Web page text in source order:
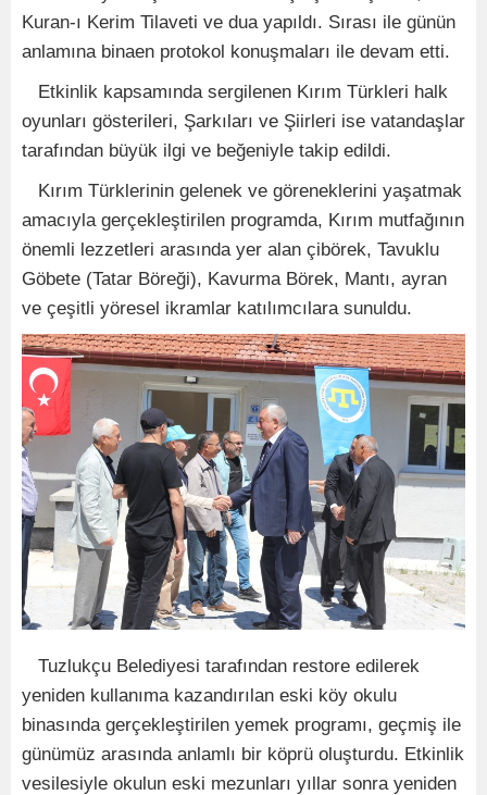
Kuran-ı Kerim Tilaveti ve dua yapıldı. Sırası ile günün
anlamına binaen protokol konuşmaları ile devam etti.
Etkinlik kapsamında sergilenen Kırım Türkleri halk
oyunları gösterileri, Şarkıları ve Şiirleri ise vatandaşlar
tarafından büyük ilgi ve beğeniyle takip edildi.
Kırım Türklerinin gelenek ve göreneklerini yaşatmak
amacıyla gerçekleştirilen programda, Kırım mutfağının
önemli lezzetleri arasında yer alan çibörek, Tavuklu
Göbete (Tatar Böreği), Kavurma Börek, Mantı, ayran
ve çeşitli yöresel ikramlar katılımcılara sunuldu.
Tuzlukçu Belediyesi tarafından restore edilerek
yeniden kullanıma kazandırılan eski köy okulu
binasında gerçekleştirilen yemek programı, geçmiş ile
günümüz arasında anlamlı bir köprü oluşturdu. Etkinlik
vesilesiyle okulun eski mezunları yıllar sonra yeniden